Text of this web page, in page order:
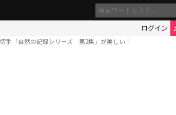
ログイン
手「自然の記録シリーズ 第2集」が美しい！